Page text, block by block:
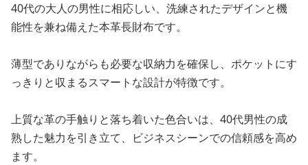
40代の大人の男性に相応しい、洗練されたデザインと機
能性を兼ね備えた本革長財布です。
薄型でありながらも必要な収納力を確保し、ポケットにす
っきりと収まるスマートな設計が特徴です。
上質な革の手触りと落ち着いた色合いは、40代男性の成
熟した魅力を引き立て、ビジネスシーンでの信頼感を高め
ます。